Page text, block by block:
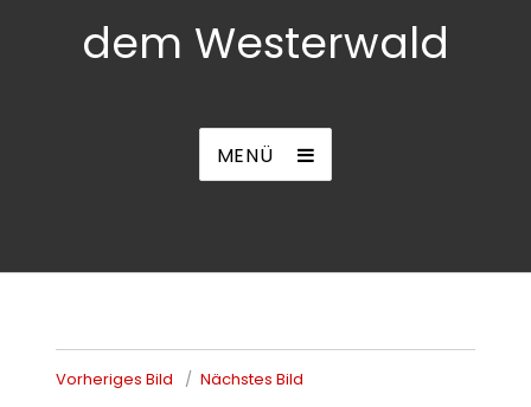
dem Westerwald
MENÜ
Vorheriges Bild Nächstes Bild